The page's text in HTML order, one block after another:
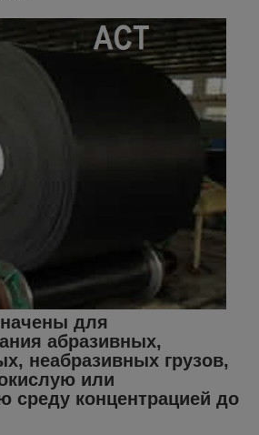
для
абразивных,
неабразивных грузов,
или
среду концентрацией до